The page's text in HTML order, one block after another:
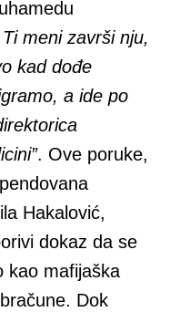
Ti meni završi nju,
kad dođe
a ide po
. Ove poruke,
Hakalović,
dokaz da se
kao mafijaška
Dok